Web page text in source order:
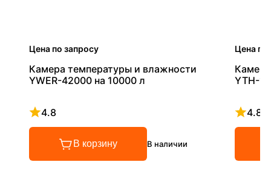
Цена по запросу
Камера температуры и влажности
YWER-42000 на 10000 л
4.8
Рейтинг 4.8 из 5
В корзину В наличии
Цена по
YTH-
4.8